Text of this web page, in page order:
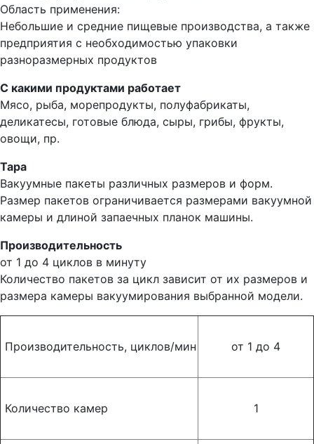
Область применения:
Небольшие и средние пищевые производства, а также
предприятия с необходимостью упаковки
разноразмерных продуктов
С какими продуктами работает
Мясо, рыба, морепродукты, полуфабрикаты,
деликатесы, готовые блюда, сыры, грибы, фрукты,
овощи, пр.
Тара
Вакуумные пакеты различных размеров и форм.
Размер пакетов ограничивается размерами вакуумной
камеры и длиной запаечных планок машины.
Производительность
от 1 до 4 циклов в минуту
Количество пакетов за цикл зависит от их размеров и
размера камеры вакуумирования выбранной модели.
Производительность, циклов/мин от 1 до 4
Количество камер 1